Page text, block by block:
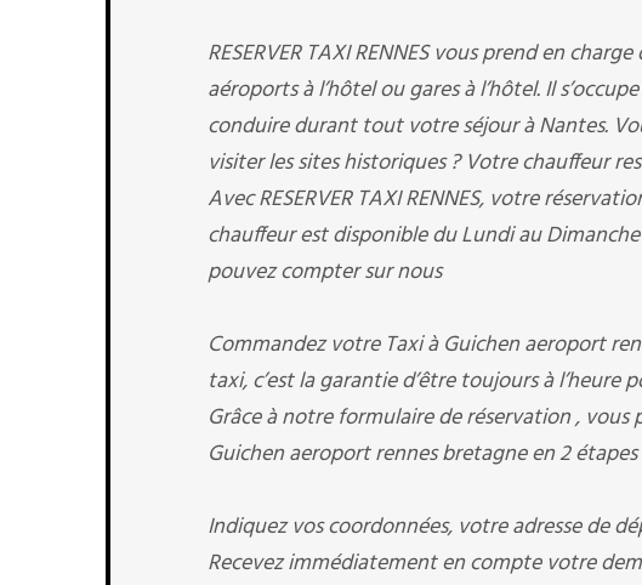
RESERVER TAXI RENNES vous prend en
aéroports à l’hôtel ou gares à l’hôtel. Il
conduire durant tout votre séjour à Nantes.
visiter les sites historiques ? Votre chauffeur
Avec RESERVER TAXI RENNES, votre
chauffeur est disponible du Lundi au
pouvez compter sur nous
Commandez votre Taxi à Guichen aeroport
taxi, c’est la garantie d’être toujours à
Grâce à notre formulaire de réservation ,
Guichen aeroport rennes bretagne en 2 étapes
Indiquez vos coordonnées, votre adresse de
Recevez immédiatement en compte votre